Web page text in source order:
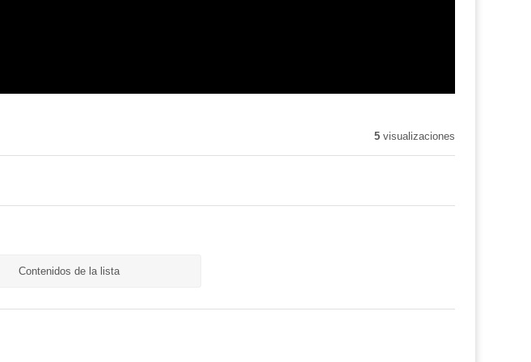
5visualizaciones
Contenidos de la lista